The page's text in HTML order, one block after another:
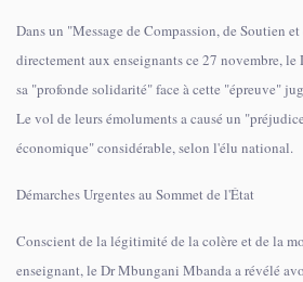
Dans un "Message de Compassion, de Soutien
directement aux enseignants ce 27 novembre,
sa "profonde solidarité" face à cette "épreuve"
Le vol de leurs émoluments a causé un
économique" considérable, selon l'élu national.
Démarches Urgentes au Sommet de l'État
Conscient de la légitimité de la colère et de la
enseignant, le Dr Mbungani Mbanda a révélé